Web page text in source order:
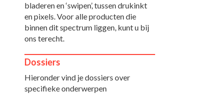
bladeren en ‘swipen’, tussen drukinkt
en pixels. Voor alle producten die
binnen dit spectrum liggen, kunt u bij
ons terecht.
Dossiers
Hieronder vind je dossiers over
specifieke onderwerpen